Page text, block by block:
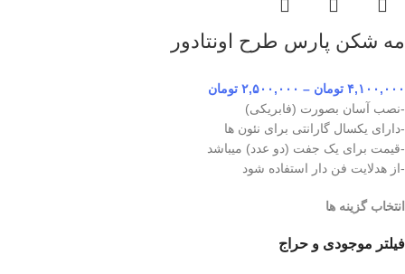
فیلتر موجودی و حراج
مه شکن پارس طرح اونتادور
۴,۱۰۰,۰۰۰ تومان – ۲,۵۰۰,۰۰۰ تومان
-نصب آسان بصورت (فابریکی)
-دارای یکسال گارانتی برای نئون ها
-قیمت برای یک جفت (دو عدد) میباشد
-از هدلایت فن دار استفاده شود
انتخاب گزینه ها